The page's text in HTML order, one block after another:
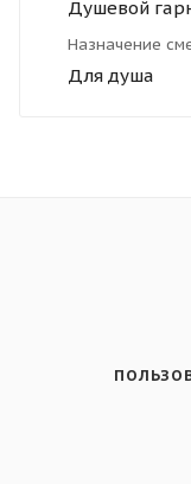
Душевой
Назначение
Для душа